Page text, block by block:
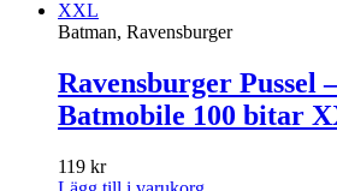
Batman, Ravensburger
Ravensburger Pussel
Batmobile 100 bitar
119 kr